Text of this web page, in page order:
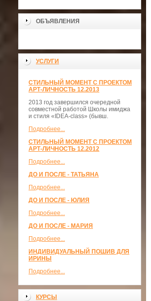
ОБЪЯВЛЕНИЯ
УСЛУГИ
СТИЛЬНЫЙ МОМЕНТ С ПРОЕКТОМ
АРТ-ЛИЧНОСТЬ 12.2013
2013 год завершился очередной
совместной работой Школы имиджа
и стиля «IDEA-class» (бывш.
Подробнее...
СТИЛЬНЫЙ МОМЕНТ С ПРОЕКТОМ
АРТ-ЛИЧНОСТЬ 12.2012
Подробнее...
ДО И ПОСЛЕ - ТАТЬЯНА
Подробнее...
ДО И ПОСЛЕ - ЮЛИЯ
Подробнее...
ДО И ПОСЛЕ - МАРИЯ
Подробнее...
ИНДИВИДУАЛЬНЫЙ ПОШИВ ДЛЯ
ИРИНЫ
Подробнее...
КУРСЫ